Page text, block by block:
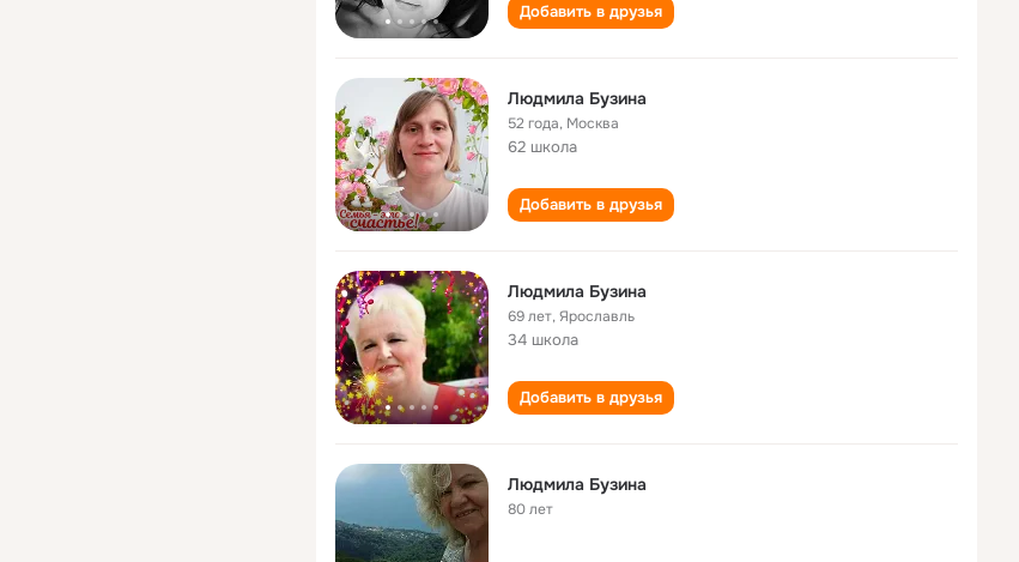
Добавить в друзья
Людмила Бузина
52 года, Москва
62 школа
Добавить в друзья
Людмила Бузина
69 лет,Ярославль
34 школа
Добавить в друзья
Людмила Бузина
80 лет